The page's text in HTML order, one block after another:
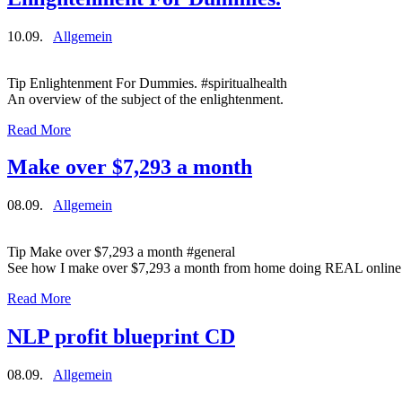
10.09. Allgemein
Tip Enlightenment For Dummies. #spiritualhealth
An overview of the subject of the enlightenment.
Read More
Make over $7,293 a month
08.09. Allgemein
Tip Make over $7,293 a month #general
See how I make over $7,293 a month from home doing REAL
Read More
NLP profit blueprint CD
08.09. Allgemein